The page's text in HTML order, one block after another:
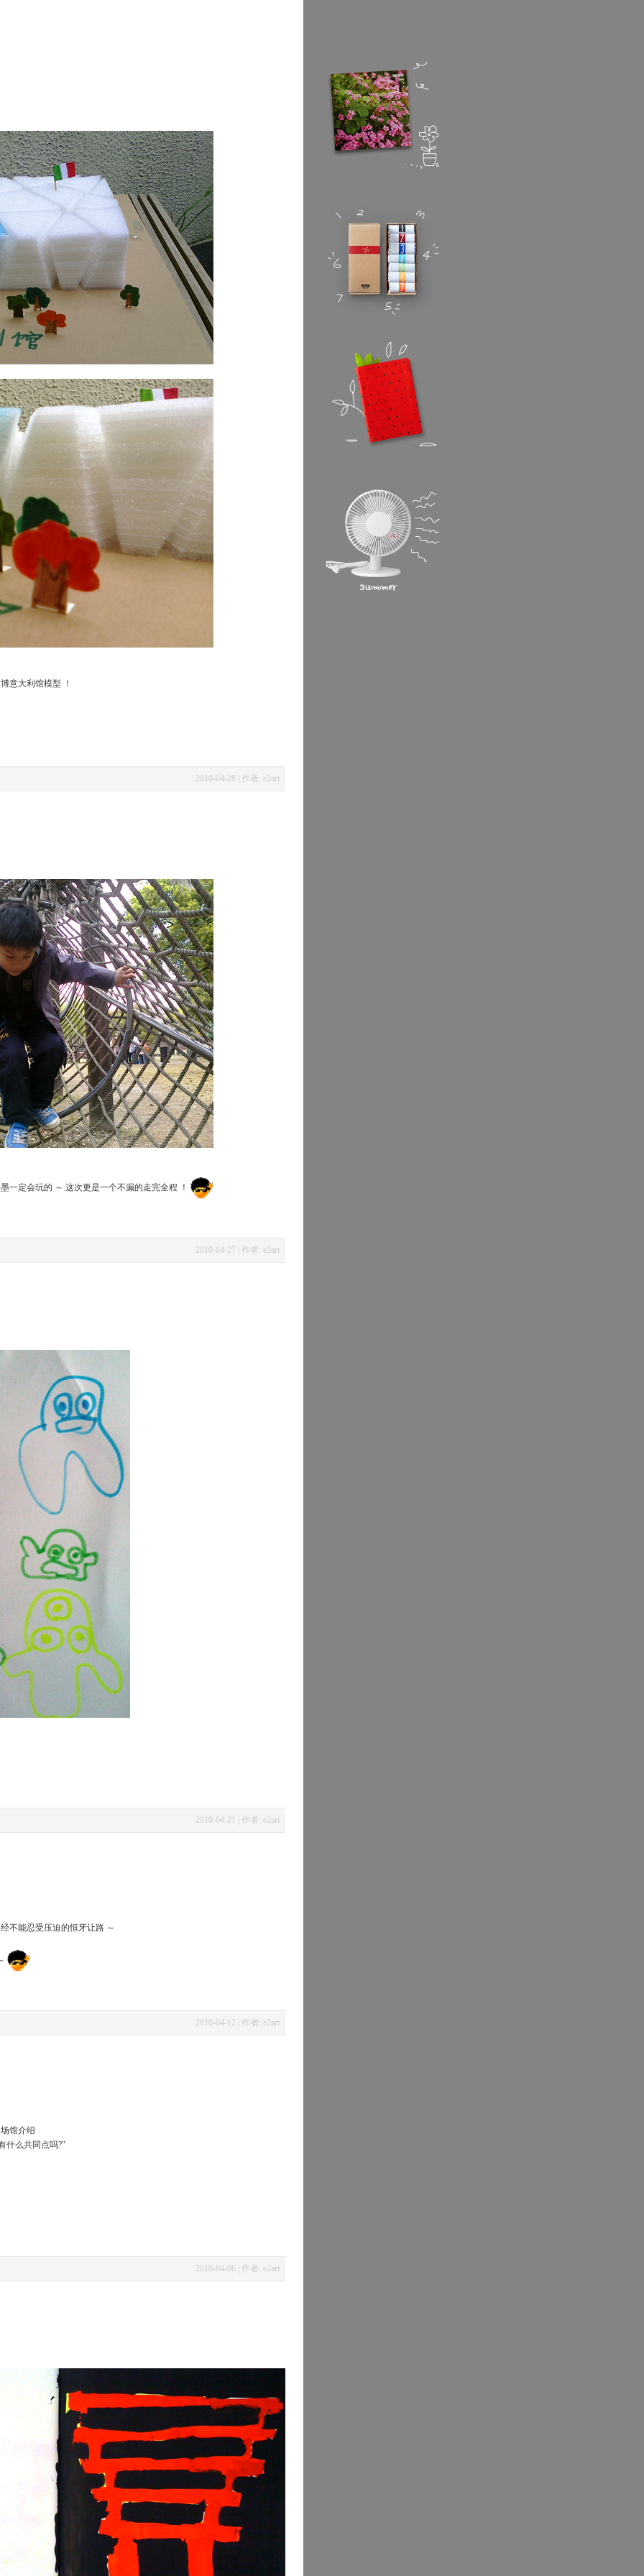
意大利馆模型 ！
2010-04-28 | 作者: e2art
一定会玩的 ～ 这次更是一个不漏的走完全程 ！
2010-04-27 | 作者: e2art
2010-04-21 | 作者: e2art
不能忍受压迫的恒牙让路 ～
2010-04-12 | 作者: e2art
馆介绍
什么共同点吗?"
2010-04-06 | 作者: e2art